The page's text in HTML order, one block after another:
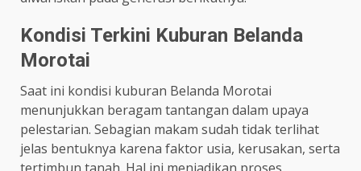
Kondisi Terkini Kuburan Belanda
Morotai
Saat ini kondisi kuburan Belanda Morotai
menunjukkan beragam tantangan dalam upaya
pelestarian. Sebagian makam sudah tidak terlihat
jelas bentuknya karena faktor usia, kerusakan, serta